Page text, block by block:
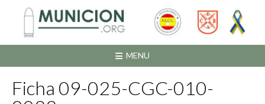
contenido
MENU
Ficha 09-025-CGC-010-